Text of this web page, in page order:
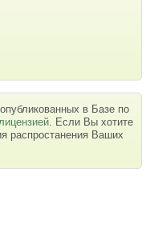
в Базе по
лицензией . Если Вы хотите
распростанения Ваших